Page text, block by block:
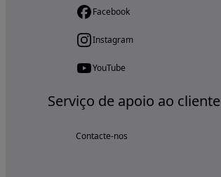
Facebook
Instagram
YouTube
Serviço de apoio ao cliente
Contacte-nos